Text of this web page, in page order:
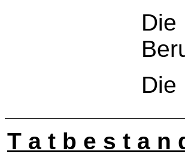
Die
Die
T a t b e s t a n